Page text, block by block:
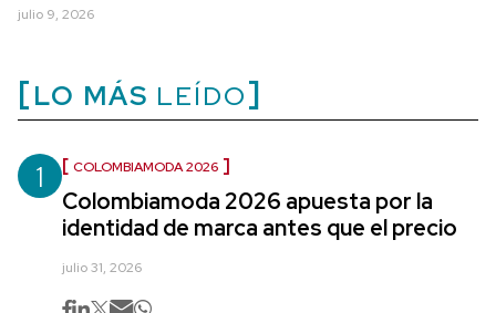
julio 9, 2026
LO MÁS LEÍDO
1 COLOMBIAMODA 2026
Colombiamoda 2026 apuesta por la
identidad de marca antes que el precio
julio 31, 2026